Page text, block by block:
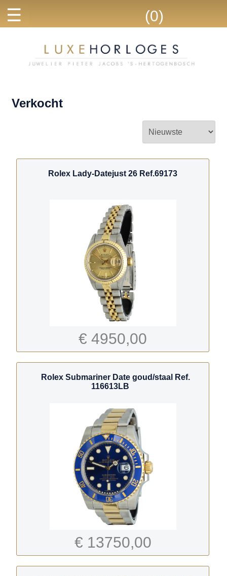
☰ (0)
Verkocht
Rolex Lady-Datejust 26 Ref.69173
€ 4950,00
Rolex Submariner Date goud/staal Ref.
116613LB
€ 13750,00